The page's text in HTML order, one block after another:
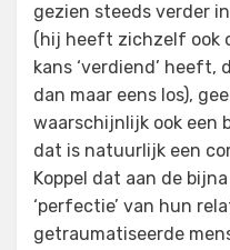
gezien steeds verder
(hij heeft zichzelf ook
kans ‘verdiend’ heeft,
dan maar eens los),
waarschijnlijk ook een
dat is natuurlijk een
Koppel dat aan de bijna
‘perfectie’ van hun
getraumatiseerde